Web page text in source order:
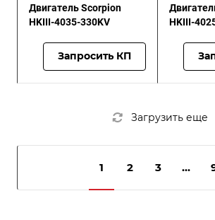
Двигатель Scorpion
HKIII-4035-330KV
Запросить КП
HKIII-
Загрузить еще
1 2 3 ...